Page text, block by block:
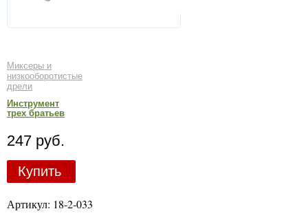
Миксеры и
низкооборотистые
дрели
Инструмент
трех братьев
247 руб.
Купить
Артикул: 18-2-033